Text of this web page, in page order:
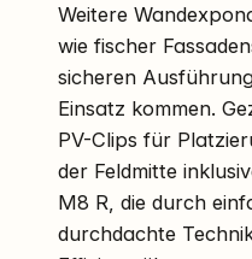
Weitere
wie fischer
sicheren
Einsatz kommen.
PV-Clips für
der Feldmitte
M8 R, die durch
durchdachte